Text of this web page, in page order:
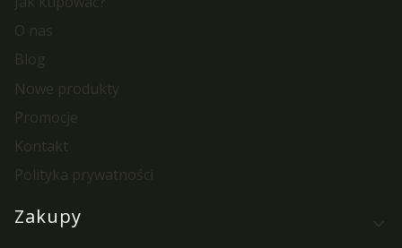
O nas
Blog
Nowe produkty
Promocje
Kontakt
Polityka prywatności
Zakupy